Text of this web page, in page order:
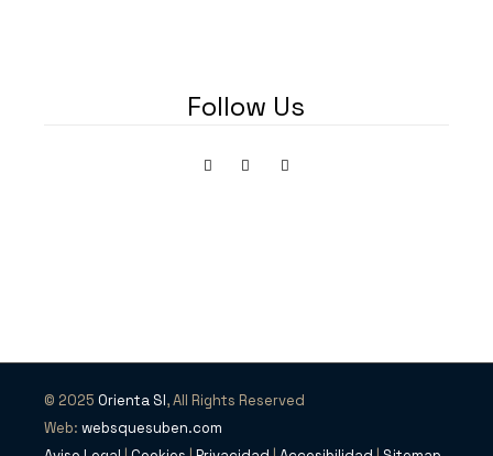
Follow Us
© 2025Orienta SI, All Rights Reserved
Web:websquesuben.com